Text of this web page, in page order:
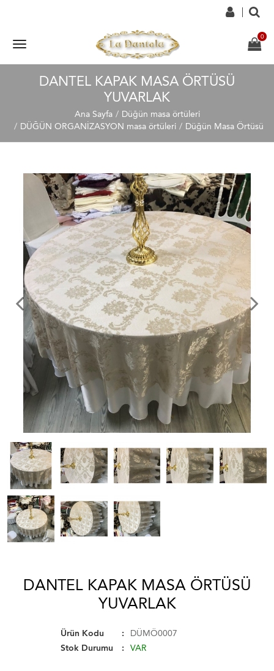
DANTEL KAPAK MASA ÖRTÜSÜ
YUVARLAK
Ana Sayfa
Düğün masa örtüleri
DÜĞÜN ORGANİZASYON masa örtüleri
Düğün Masa Örtüsü
DANTEL KAPAK MASA ÖRTÜSÜ
YUVARLAK
Ürün Kodu
DÜMÖ0007
Stok Durumu
VAR